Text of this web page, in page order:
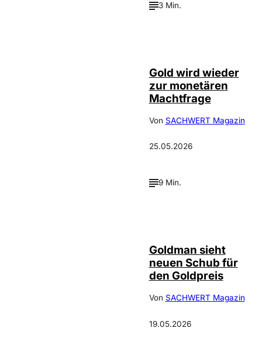
3 Min.
Gold wird wieder
zur monetären
Machtfrage
Von SACHWERT Magazin
25.05.2026
9 Min.
Goldman sieht
neuen Schub für
den Goldpreis
Von SACHWERT Magazin
19.05.2026